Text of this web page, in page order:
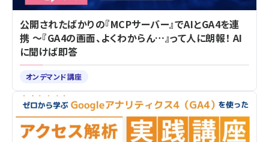
公開されたばかりの『MCPサーバー』でAIとGA4を連
携 ～『GA4の画面、よくわからん…』って人に朗報！ AI
に聞けば即答
オンデマンド講座